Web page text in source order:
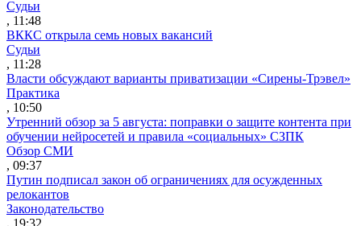
Судьи
, 11:48
ВККС открыла семь новых вакансий
Судьи
, 11:28
Власти обсуждают варианты приватизации «Сирены-Трэвел»
Практика
, 10:50
Утренний обзор за 5 августа: поправки о защите контента при
обучении нейросетей и правила «социальных» СЗПК
Обзор СМИ
, 09:37
Путин подписал закон об ограничениях для осужденных
релокантов
Законодательство
, 19:32